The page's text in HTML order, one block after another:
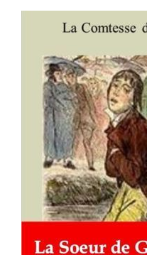
AJOUTER AU PANIER